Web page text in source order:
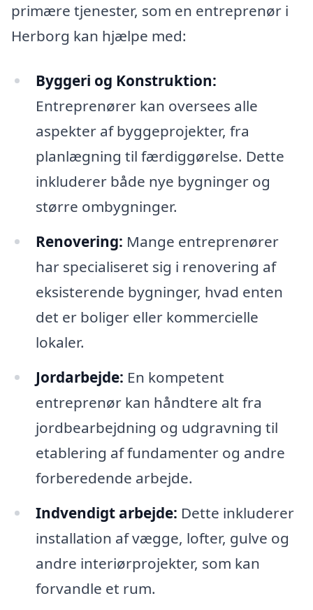
primære tjenester, som en entreprenør i
Herborg kan hjælpe med:
Byggeri og Konstruktion:
Entreprenører kan oversees alle
aspekter af byggeprojekter, fra
planlægning til færdiggørelse. Dette
inkluderer både nye bygninger og
større ombygninger.
Renovering: Mange entreprenører
har specialiseret sig i renovering af
eksisterende bygninger, hvad enten
det er boliger eller kommercielle
lokaler.
Jordarbejde: En kompetent
entreprenør kan håndtere alt fra
jordbearbejdning og udgravning til
etablering af fundamenter og andre
forberedende arbejde.
Indvendigt arbejde: Dette inkluderer
installation af vægge, lofter, gulve og
andre interiørprojekter, som kan
forvandle et rum.